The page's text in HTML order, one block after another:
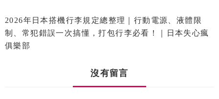
2026年日本搭機行李規定總整理｜行動電源、液體限
制、常犯錯誤一次搞懂，打包行李必看！｜日本失心瘋
俱樂部
沒有留言